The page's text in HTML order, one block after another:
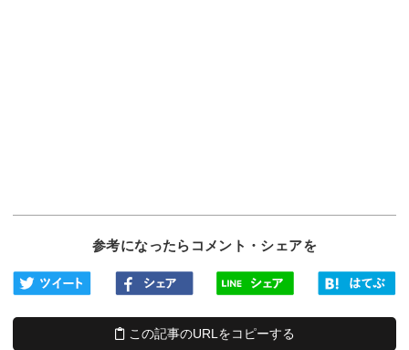
参考になったらコメント・シェアを
この記事のURLをコピーする